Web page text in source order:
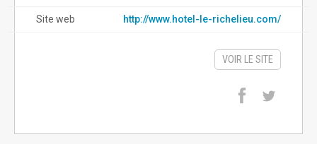
Site web http://www.hotel-le-richelieu.com/
VOIR LE SITE